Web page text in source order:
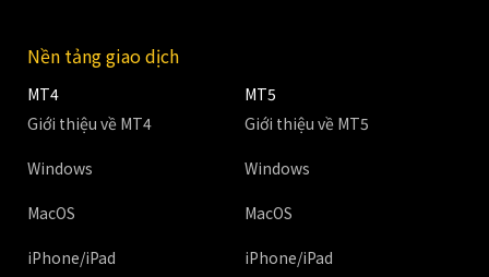
Nền tảng giao dịch
MT4
Giới thiệu về MT4
Windows
MacOS
iPhone/iPad
MT5
Giới thiệu về MT5
Windows
MacOS
iPhone/iPad